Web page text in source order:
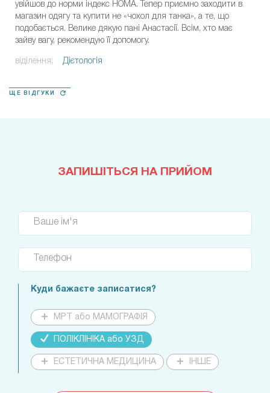
увійшов до норми індекс НОМА. Тепер приємно заходити в
магазин одягу та купити не «чохол для танка», а те, що
подобається. Велике дякую пані Анастасії. Всім, хто має
зайву вагу, рекомендую її допомогу.
віділення: Дієтологія
ЩЕ ВІДГУКИ
ЗАПИШІТЬСЯ НА ПРИЙОМ
Ваше ім'я
Телефон
Куди бажаєте записатися?
МРТ або МАМОГРАФІЯ
ПОЛІКЛІНІКА або УЗД
ЕСТЕТИЧНА МЕДИЦИНА ІНШЕ